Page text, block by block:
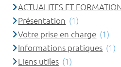
ACTUALITES ET
Présentation (1)
Votre prise en charge (1)
Informations pratiques (1)
Liens utiles (1)